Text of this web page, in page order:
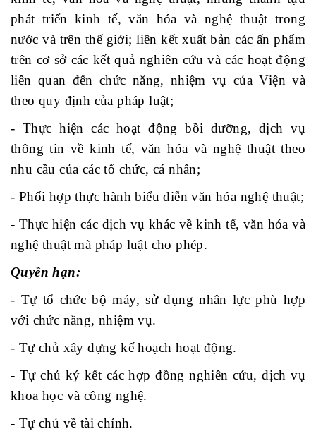
phát triển kinh tế, văn hóa và nghệ thuật trong
nước và trên thế giới; liên kết xuất bản các ấn phẩm
trên cơ sở các kết quả nghiên cứu và các hoạt động
liên quan đến chức năng, nhiệm vụ của Viện và
theo quy định của pháp luật;
- Thực hiện các hoạt động bồi dưỡng, dịch vụ
thông tin về kinh tế, văn hóa và nghệ thuật theo
nhu cầu của các tổ chức, cá nhân;
- Phối hợp thực hành biểu diễn văn hóa nghệ thuật;
- Thực hiện các dịch vụ khác về kinh tế, văn hóa và
nghệ thuật mà pháp luật cho phép.
Quyền hạn:
- Tự tổ chức bộ máy, sử dụng nhân lực phù hợp
với chức năng, nhiệm vụ.
- Tự chủ xây dựng kế hoạch hoạt động.
- Tự chủ ký kết các hợp đồng nghiên cứu, dịch vụ
khoa học và công nghệ.
- Tự chủ về tài chính.